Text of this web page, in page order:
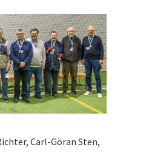
Carl-Göran Sten,